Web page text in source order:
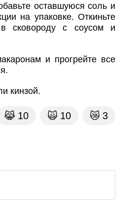
оставшуюся соль и
на упаковке. Откиньте
сковороду с соусом и
и прогрейте все
кинзой.
😹 10 🙀 10 😿 3